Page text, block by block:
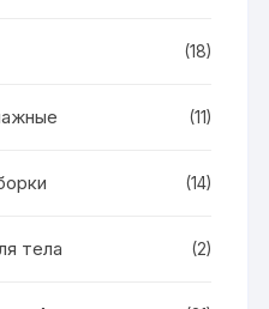
(18)
(11)
(14)
тела (2)